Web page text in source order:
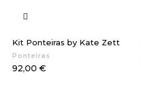
Kit Ponteiras by Kate Zett
Ponteiras
Preço
92,00 €